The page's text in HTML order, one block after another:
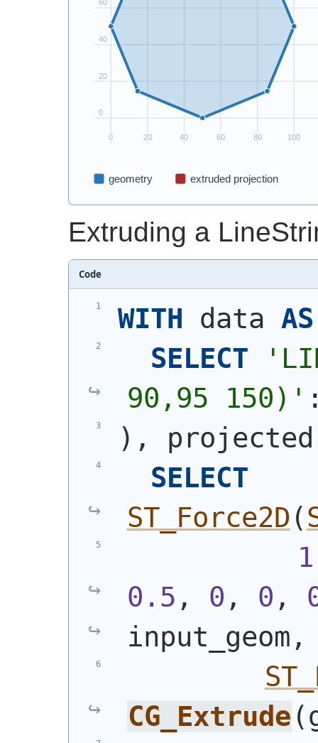
Extruding a
Code
WITH data AS
SELECT
'
90,95 150) '
) ,
SELECT
ST_Force2D (
1
0.5 , 0 , 0 ,
input_geom,
CG_Extrude (